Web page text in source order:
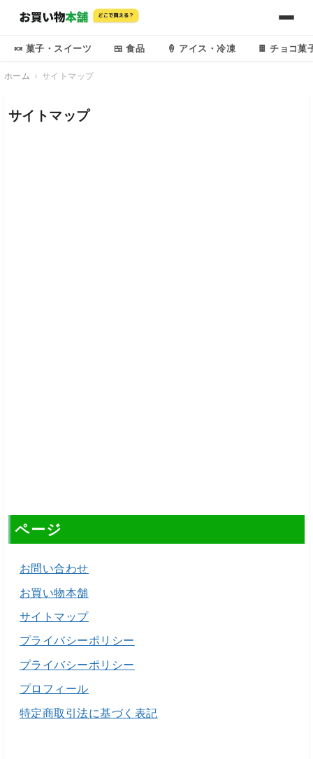
🍬 菓子・スイーツ 🍱 食品 🍦 アイス・冷凍 🍫 チョコ菓
ホーム サイトマップ
サイトマップ
ページ
お問い合わせ
お買い物本舗
サイトマップ
プライバシーポリシー
プライバシーポリシー
プロフィール
特定商取引法に基づく表記